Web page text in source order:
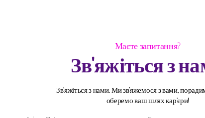
Маєте запитання?
Зв'яжіться з
Зв’яжіться з нами. Ми зв’яжемося з вами,
оберемо ваш шлях кар’єри!